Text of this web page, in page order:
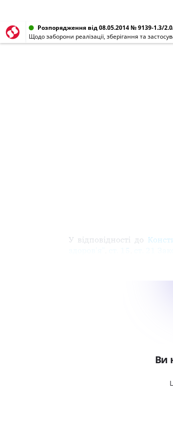
Розпорядження від 08.05.2014 № 9139-1.3/
У відповідності до
Ви